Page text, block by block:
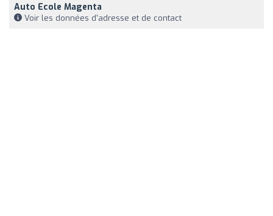
Auto Ecole Magenta
Voir les données d'adresse et de contact